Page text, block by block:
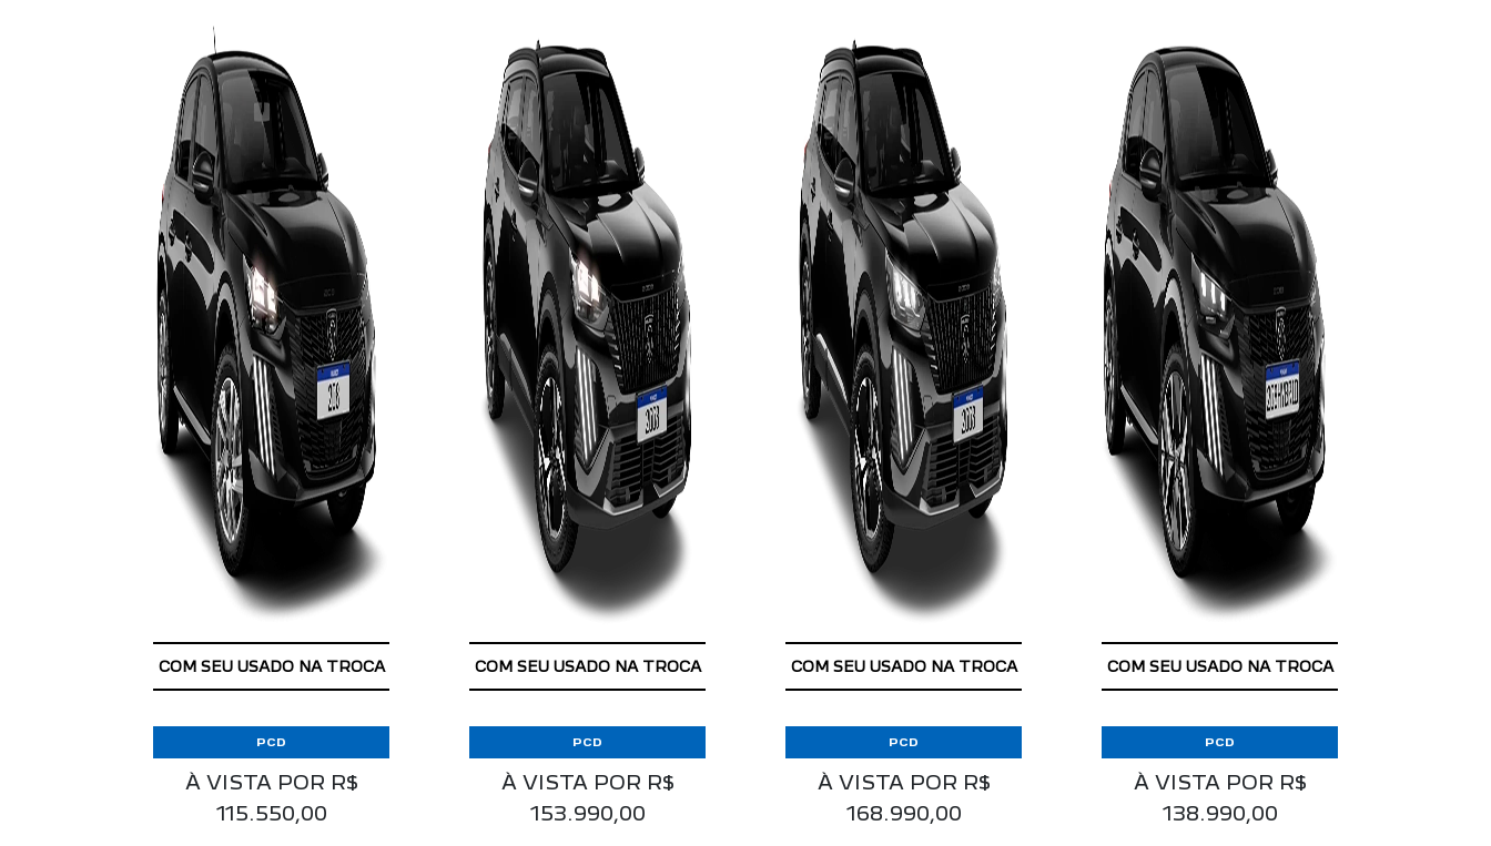
APROVEITE!
À VISTA POR R$
115.550,00
PCD
APROVEITE!
À VISTA POR R$
153.990,00
PCD
APROVEITE!
À VISTA POR R$
168.990,00
PCD
APROVEITE!
À VISTA POR R$
138.990,00
PCD